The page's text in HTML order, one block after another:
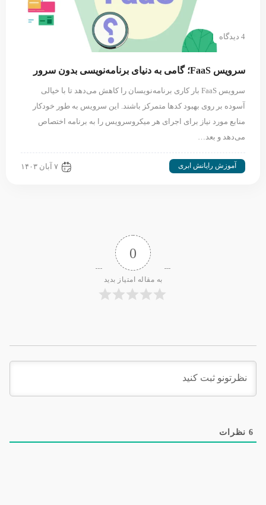
4 دیدگاه
سرویس FaaS؛ گامی به دنیای برنامه‌نویسی بدون سرور
سرویس FaaS بار کاری برنامه‌نویسان را کاهش می‌دهد تا با خیالی
آسوده‌ بر روی بهبود کدها متمرکز باشند. این سرویس به طور خودکار
منابع مورد نیاز برای اجرای هر میکروسرویس را به برنامه اختصاص
می‌دهد و بعد…
آموزش رایانش ابری ۷ آبان ۱۴۰۳
0
به مقاله امتیاز بدید
6 نظرات